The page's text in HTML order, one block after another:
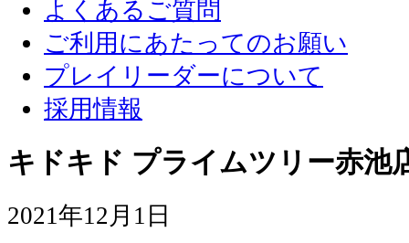
よくあるご質問
ご利用にあたってのお願い
プレイリーダーについて
採用情報
キドキド プライムツリー赤池
2021年12月1日